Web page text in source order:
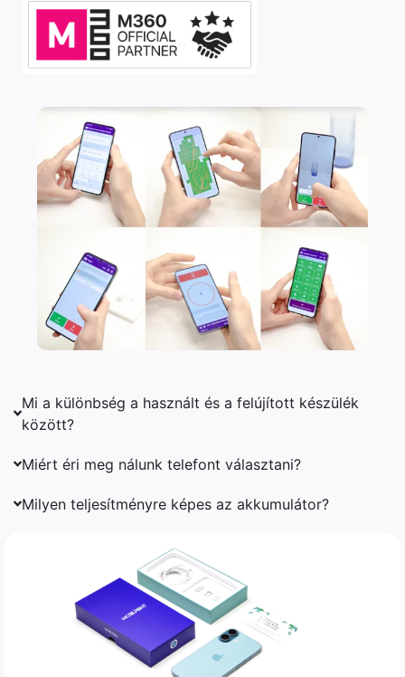
Mi a különbség a használt és a felújított készülék
között?
Miért éri meg nálunk telefont választani?
Milyen teljesítményre képes az akkumulátor?